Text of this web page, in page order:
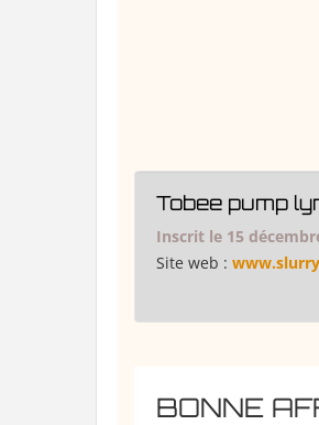
Tobee pump
Inscrit le 15
Site web :
BONNE